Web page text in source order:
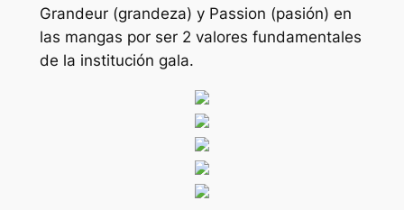
Grandeur (grandeza) y Passion (pasión) en
las mangas por ser 2 valores fundamentales
de la institución gala.